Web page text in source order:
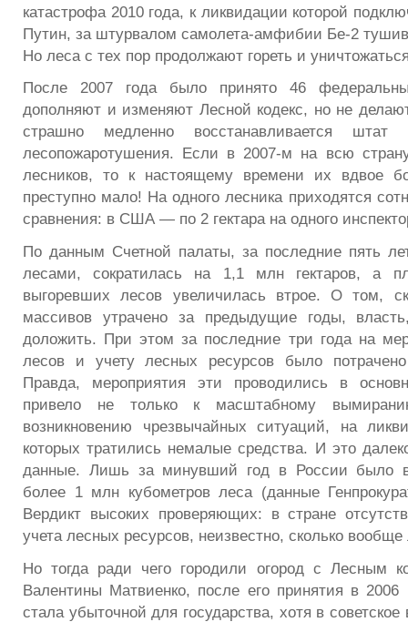
катастрофа 2010 года, к ликвидации которой
Путин, за штурвалом самолета-амфибии Бе-2
Но леса с тех пор продолжают гореть и
После 2007 года было принято 46
дополняют и изменяют Лесной кодекс, но не
страшно медленно восстанавливается
лесопожаротушения. Если в 2007-м на всю
лесников, то к настоящему времени их вдвое
преступно мало! На одного лесника приходятся
сравнения: в США — по 2 гектара на одного
По данным Счетной палаты, за последние пять
лесами, сократилась на 1,1 млн гектаров, а
выгоревших лесов увеличилась втрое. О том,
массивов утрачено за предыдущие годы,
доложить. При этом за последние три года на
лесов и учету лесных ресурсов было
Правда, мероприятия эти проводились в
привело не только к масштабному
возникновению чрезвычайных ситуаций, на
которых тратились немалые средства. И это
данные. Лишь за минувший год в России было
более 1 млн кубометров леса (данные
Вердикт высоких проверяющих: в стране
учета лесных ресурсов, неизвестно, сколько
Но тогда ради чего городили огород с Лесным
Валентины Матвиенко, после его принятия в 2006
стала убыточной для государства, хотя в